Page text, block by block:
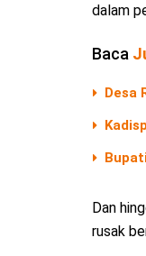
dalam
Baca
Desa
Dan
rusak